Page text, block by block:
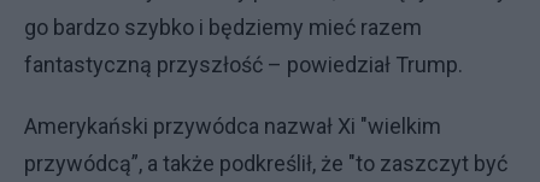
go bardzo szybko i będziemy mieć razem
fantastyczną przyszłość – powiedział Trump.
Amerykański przywódca nazwał Xi "wielkim
przywódcą”, a także podkreślił, że "to zaszczyt być